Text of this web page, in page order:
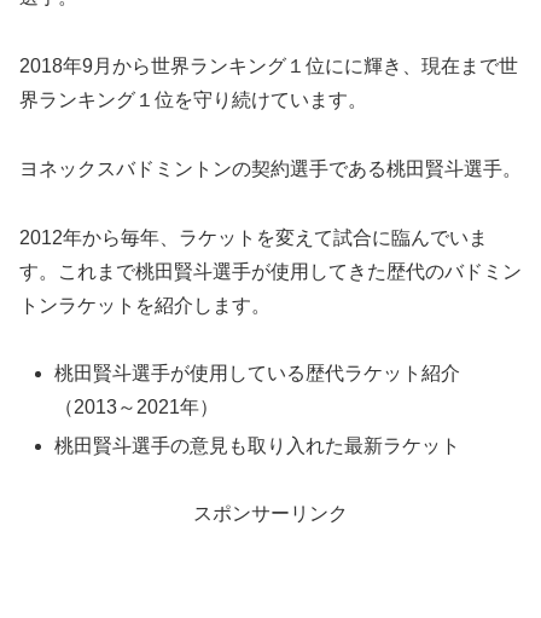
2018年9月から世界ランキング１位にに輝き、現在まで世
界ランキング１位を守り続けています。
ヨネックスバドミントンの契約選手である桃田賢斗選手。
2012年から毎年、ラケットを変えて試合に臨んでいま
す。これまで桃田賢斗選手が使用してきた歴代のバドミン
トンラケットを紹介します。
桃田賢斗選手が使用している歴代ラケット紹介
（2013～2021年）
桃田賢斗選手の意見も取り入れた最新ラケット
スポンサーリンク